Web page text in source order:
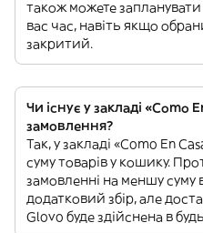
також можете
вас час, навіть якщо
закритий.
Чи існує у закладі «Como
замовлення?
Так, у закладі «Como En
суму товарів у кошику.
замовленні на меншу суму
додатковий збір, але
Glovo буде здійснена в